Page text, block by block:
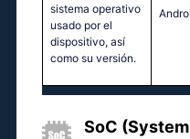
sistema operativo
usado por el
dispositivo, así
como su versión.
SoC